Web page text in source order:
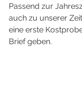
Passend zur
auch zu unserer
eine erste
Brief geben.